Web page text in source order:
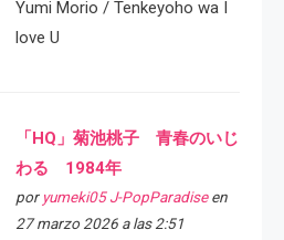
Yumi Morio / Tenkeyoho wa I
love U
「HQ」菊池桃子 青春のいじ
わる 1984年
por yumeki05 J-PopParadiseen
27 marzo 2026 a las 2:51